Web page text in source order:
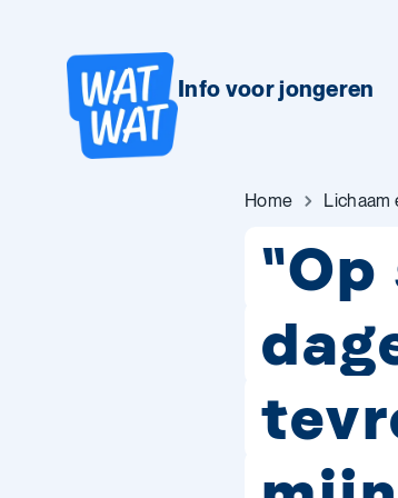
Info voor jongeren
Home Lichaam
"Op